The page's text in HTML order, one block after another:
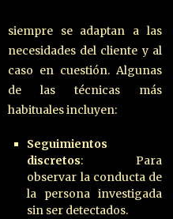
siempre se adaptan a las
necesidades del cliente y al
caso en cuestión. Algunas
de las técnicas más
habituales incluyen:
Seguimientos
discretos: Para
observar la conducta de
la persona investigada
sin ser detectados.